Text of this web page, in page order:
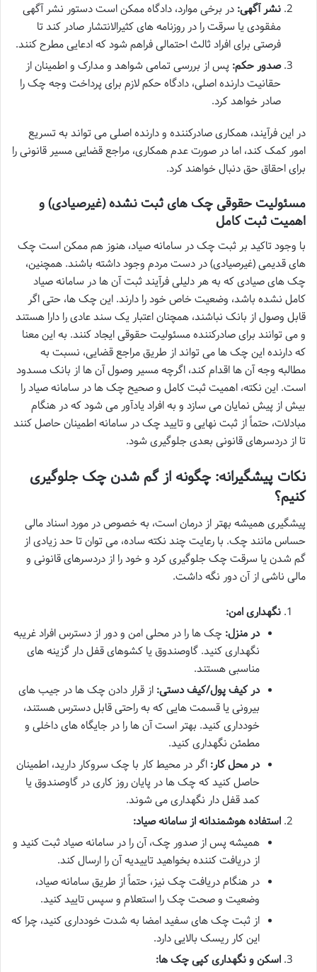
نشر آگهی: در برخی موارد، دادگاه ممکن است دستور نشر آگهی
مفقودی یا سرقت را در روزنامه های کثیرالانتشار صادر کند تا
فرصتی برای افراد ثالث احتمالی فراهم شود که ادعایی مطرح کنند.
صدور حکم: پس از بررسی تمامی شواهد و مدارک و اطمینان از
حقانیت دارنده اصلی، دادگاه حکم لازم برای پرداخت وجه چک را
صادر خواهد کرد.
در این فرآیند، همکاری صادرکننده و دارنده اصلی می تواند به تسریع
امور کمک کند، اما در صورت عدم همکاری، مراجع قضایی مسیر قانونی را
برای احقاق حق دنبال خواهند کرد.
مسئولیت حقوقی چک های ثبت نشده (غیرصیادی) و
اهمیت ثبت کامل
با وجود تاکید بر ثبت چک در سامانه صیاد، هنوز هم ممکن است چک
های قدیمی (غیرصیادی) در دست مردم وجود داشته باشند. همچنین،
چک های صیادی که به هر دلیلی فرآیند ثبت آن ها در سامانه صیاد
کامل نشده باشد، وضعیت خاص خود را دارند. این چک ها، حتی اگر
قابل وصول از بانک نباشند، همچنان اعتبار یک سند عادی را دارا هستند
و می توانند برای صادرکننده مسئولیت حقوقی ایجاد کنند. به این معنا
که دارنده این چک ها می تواند از طریق مراجع قضایی، نسبت به
مطالبه وجه آن ها اقدام کند، اگرچه مسیر وصول آن ها از بانک مسدود
است. این نکته، اهمیت ثبت کامل و صحیح چک ها در سامانه صیاد را
بیش از پیش نمایان می سازد و به افراد یادآور می شود که در هنگام
مبادلات، حتماً از ثبت نهایی و تایید چک در سامانه اطمینان حاصل کنند
تا از دردسرهای قانونی بعدی جلوگیری شود.
نکات پیشگیرانه: چگونه از گم شدن چک جلوگیری
کنیم؟
پیشگیری همیشه بهتر از درمان است، به خصوص در مورد اسناد مالی
حساس مانند چک. با رعایت چند نکته ساده، می توان تا حد زیادی از
گم شدن یا سرقت چک جلوگیری کرد و خود را از دردسرهای قانونی و
مالی ناشی از آن دور نگه داشت.
نگهداری امن:
در منزل: چک ها را در محلی امن و دور از دسترس افراد غریبه
نگهداری کنید. گاوصندوق یا کشوهای قفل دار گزینه های
مناسبی هستند.
در کیف پول/کیف دستی: از قرار دادن چک ها در جیب های
بیرونی یا قسمت هایی که به راحتی قابل دسترس هستند،
خودداری کنید. بهتر است آن ها را در جایگاه های داخلی و
مطمئن نگهداری کنید.
در محل کار: اگر در محیط کار با چک سروکار دارید، اطمینان
حاصل کنید که چک ها در پایان روز کاری در گاوصندوق یا
کمد قفل دار نگهداری می شوند.
استفاده هوشمندانه از سامانه صیاد:
همیشه پس از صدور چک، آن را در سامانه صیاد ثبت کنید و
از دریافت کننده بخواهید تاییدیه آن را ارسال کند.
در هنگام دریافت چک نیز، حتماً از طریق سامانه صیاد،
وضعیت و صحت چک را استعلام و سپس تایید کنید.
از ثبت چک های سفید امضا به شدت خودداری کنید، چرا که
این کار ریسک بالایی دارد.
اسکن و نگهداری کپی چک ها: